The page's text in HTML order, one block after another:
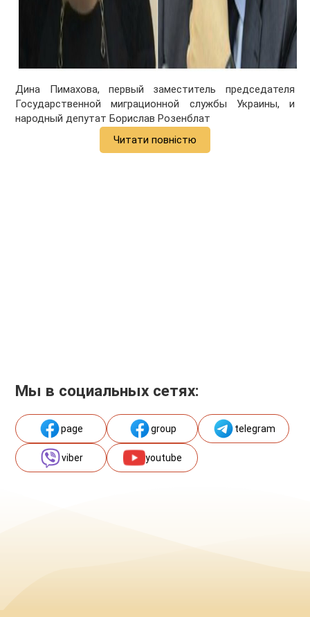
Дина Пимахова, первый заместитель председателя
Государственной миграционной службы Украины, и
народный депутат Борислав Розенблат
Читати повністю
Мы в социальных сетях:
page group telegram
viber youtube